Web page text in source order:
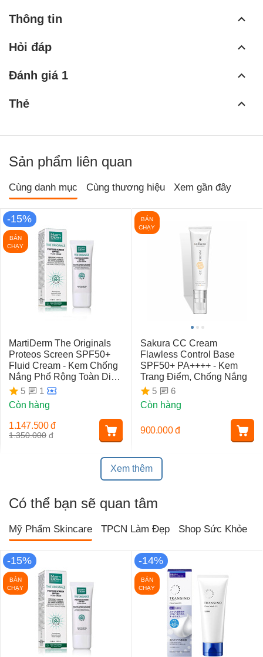
Thông tin
Hỏi đáp
Đánh giá 1
Thẻ
Sản phẩm liên quan
Cùng danh mục Cùng thương hiệu Xem gần đây
-15%
BÁN
CHẠY
MartiDerm The Originals
Proteos Screen SPF50+
Fluid Cream - Kem Chống
Nắng Phổ Rộng Toàn Diện
Ngừa Lão Hóa, Nám Da
5
1
Còn hàng
1.350.000 đ
1.147.500 đ
BÁN
CHẠY
Sakura CC Cream
Flawless Control Base
SPF50+ PA++++ - Kem
Trang Điểm, Chống Nắng
5
6
Còn hàng
900.000 đ
Xem thêm
Có thể bạn sẽ quan tâm
Mỹ Phẩm Skincare TPCN Làm Đẹp Shop Sức Khỏe
-15%
BÁN
CHẠY
-14%
BÁN
CHẠY